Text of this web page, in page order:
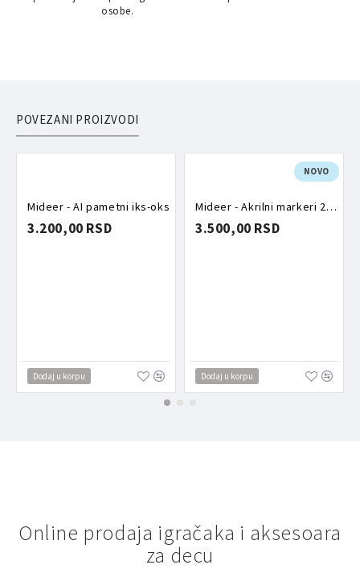
osobe.
POVEZANI PROIZVODI
Mideer - AI pametni iks-oks
3.200,00 RSD
Dodaj u korpu
NOVO
Mideer - Akrilni markeri 24 komada
3.500,00 RSD
Dodaj u korpu
Online prodaja igračaka i aksesoara
za decu